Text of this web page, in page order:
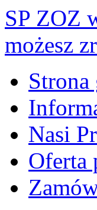
SP ZOZ
możesz
Strona
Nasi
Oferta